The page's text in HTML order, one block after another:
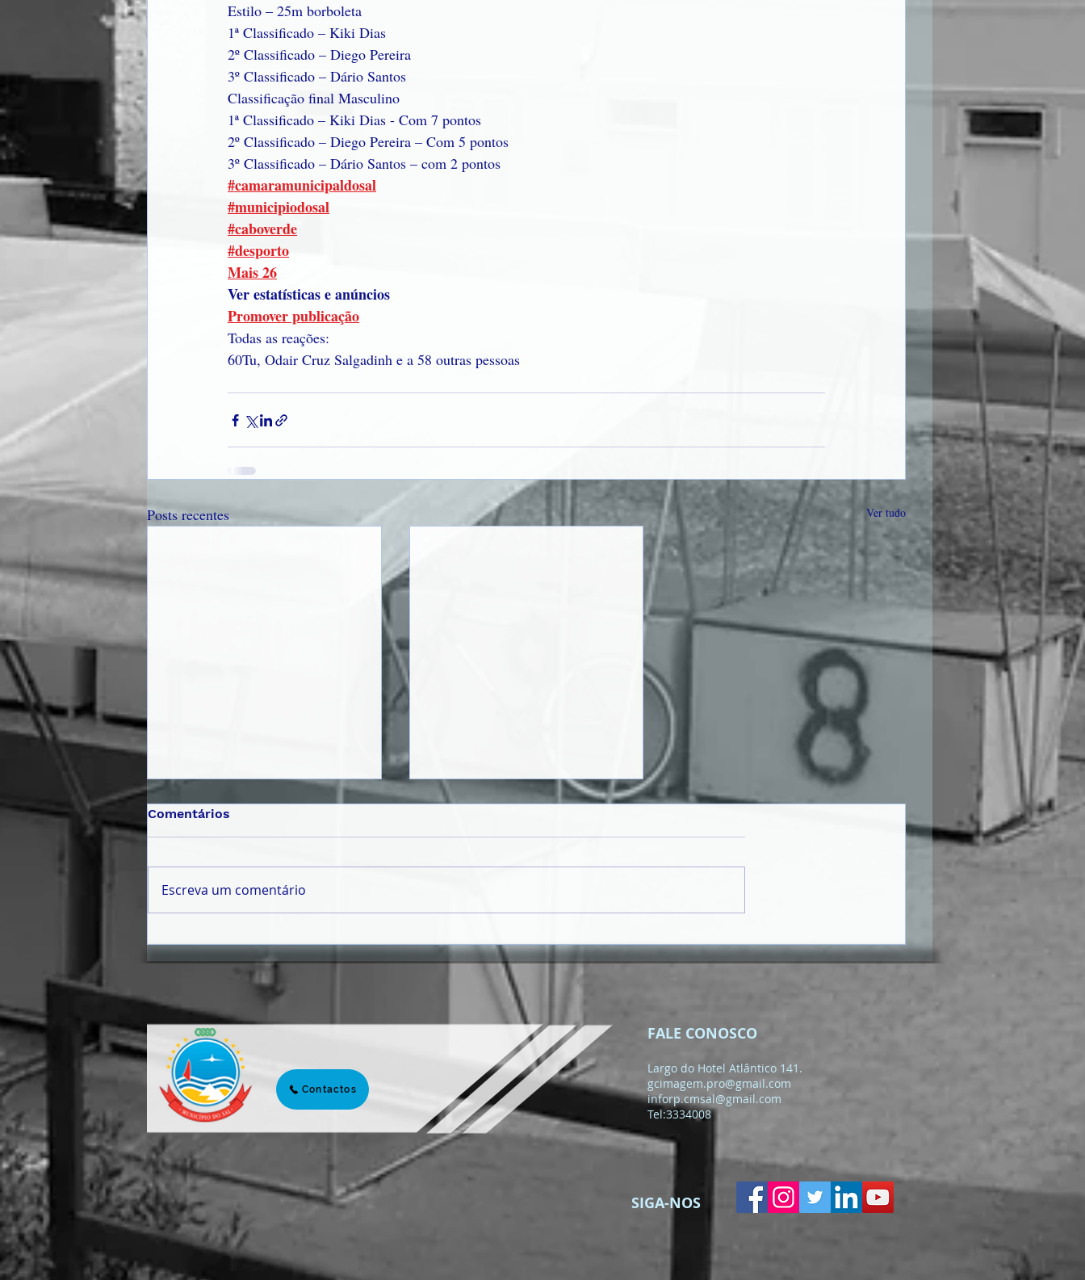
Estilo – 25m borboleta
1ª Classificado – Kiki Dias
2º Classificado – Diego Pereira
3º Classificado – Dário Santos
Classificação final Masculino
1ª Classificado – Kiki Dias - Com 7 pontos
2º Classificado – Diego Pereira – Com 5 pontos
3º Classificado – Dário Santos – com 2 pontos
#camaramunicipaldosal
#municipiodosal
#caboverde
#desporto
Mais 26
Ver estatísticas e anúncios
Promover publicação
Todas as reações:
60Tu, Odair Cruz Salgadinh e a 58 outras pessoas
Posts recentes Ver tudo
𝟮𝟬𝟮𝟲 | 𝗧𝗥𝗔𝗡𝗦𝗙𝗢𝗥𝗠𝗔𝗥
𝗛𝗢𝗝𝗘 𝗣𝗔𝗥𝗔 𝗖𝗢𝗡𝗦𝗧𝗥𝗨𝗜𝗥
𝟮𝟬𝟮𝟲 | 𝗣𝗔𝗟𝗘𝗦𝗧𝗥𝗔
𝗜𝗡𝗖𝗘𝗡𝗧𝗜𝗩𝗔 𝗝𝗢𝗩𝗘𝗡𝗦 À
𝗖𝗜𝗗𝗔𝗗𝗔𝗡𝗜𝗔 𝗔𝗧𝗜𝗩𝗔 𝗘
𝗣𝗔𝗥𝗧𝗜𝗖𝗜𝗣𝗔ÇÃ𝗢 𝗖Í𝗩𝗜𝗖𝗔
Comentários
Escreva um comentário
Contactos
FALE CONOSCO
Largo do Hotel Atlântico 141.
gcimagem.pro@gmail.com
inforp.cmsal@gmail.com
Tel:3334008
SIGA-NOS